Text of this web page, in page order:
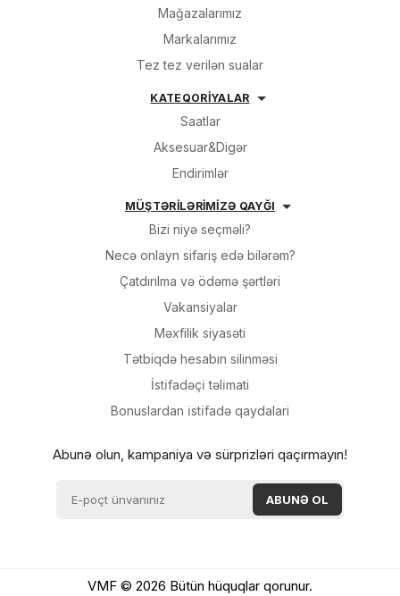
Mağazalarımız
Markalarımız
Tez tez verilən sualar
KATEQORİYALAR
Saatlar
Aksesuar&Digər
Endirimlər
MÜŞTƏRİLƏRİMİZƏ QAYĞI
Bizi niyə seçməli?
Necə onlayn sifariş edə bilərəm?
Çatdırılma və ödəmə şərtləri
Vakansiyalar
Məxfilik siyasəti
Tətbiqdə hesabın silinməsi
İsti̇fadəçi̇ təli̇mati
Bonuslardan i̇sti̇fadə qaydalari
Abunə olun, kampaniya və sürprizləri qaçırmayın!
VMF © 2026 Bütün hüquqlar qorunur.